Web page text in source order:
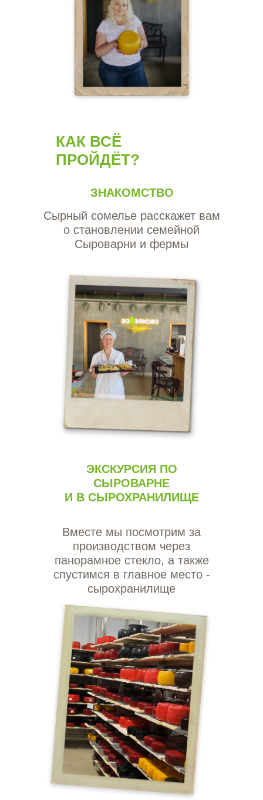
КАК ВСЁ
ПРОЙДЁТ?
ЗНАКОМСТВО
Сырный сомелье расскажет вам
о становлении семейной
Сыроварни и фермы
ЭКСКУРСИЯ ПО
СЫРОВАРНЕ
И В СЫРОХРАНИЛИЩЕ
Вместе мы посмотрим за
производством через
панорамное стекло, а также
спустимся в главное место -
сырохранилище